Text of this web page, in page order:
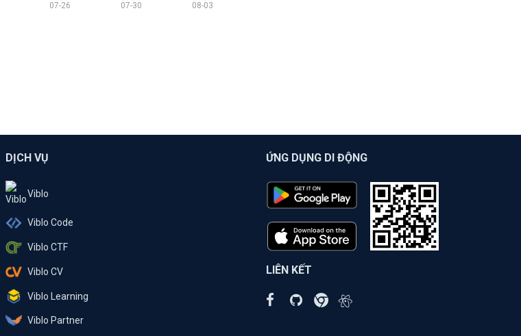
07-26
07-30
08-03
DỊCH VỤ
Viblo
Viblo Code
Viblo CTF
Viblo CV
Viblo Learning
Viblo Partner
ỨNG DỤNG DI ĐỘNG
LIÊN KẾT